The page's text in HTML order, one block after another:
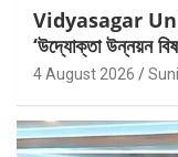
Vidyasagar
‘উদ্যোক্তা উন্নয়ন
4 August 2026